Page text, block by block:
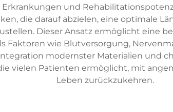
und
die darauf abzielen, eine optimale
Dieser Ansatz ermöglicht eine
Faktoren wie Blutversorgung,
modernster Materialien und
vielen Patienten ermöglicht, mit
Leben zurückzukehren.